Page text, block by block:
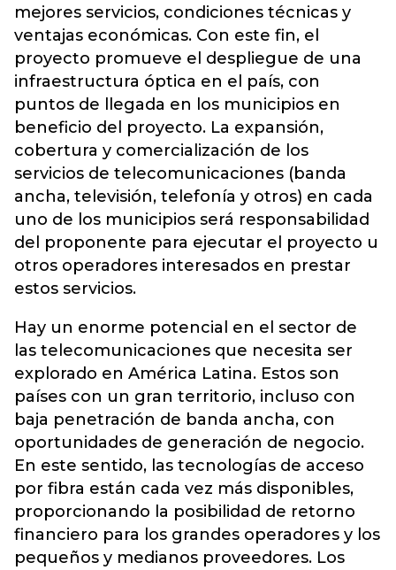
mejores servicios, condiciones técnicas y
ventajas económicas. Con este fin, el
proyecto promueve el despliegue de una
infraestructura óptica en el país, con
puntos de llegada en los municipios en
beneficio del proyecto. La expansión,
cobertura y comercialización de los
servicios de telecomunicaciones (banda
ancha, televisión, telefonía y otros) en cada
uno de los municipios será responsabilidad
del proponente para ejecutar el proyecto u
otros operadores interesados ​​en prestar
estos servicios.
Hay un enorme potencial en el sector de
las telecomunicaciones que necesita ser
explorado en América Latina. Estos son
países con un gran territorio, incluso con
baja penetración de banda ancha, con
oportunidades de generación de negocio.
En este sentido, las tecnologías de acceso
por fibra están cada vez más disponibles,
proporcionando la posibilidad de retorno
financiero para los grandes operadores y los
pequeños y medianos proveedores. Los